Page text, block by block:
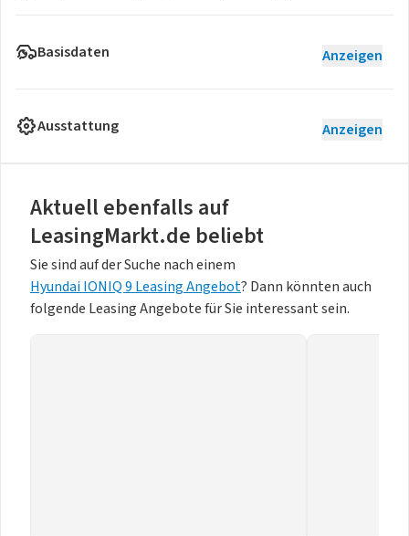
Basisdaten Anzeigen
Ausstattung Anzeigen
Aktuell ebenfalls auf
LeasingMarkt.de beliebt
Sie sind auf der Suche nach einem
Hyundai IONIQ 9 Leasing Angebot? Dann könnten auch
folgende Leasing Angebote für Sie interessant sein.